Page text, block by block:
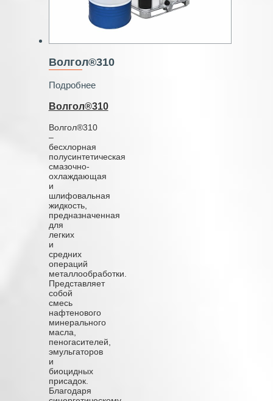
Волгол®310
Подробнее
Волгол®310
Волгол®310
–
бесхлорная
полусинтетическая
смазочно-
охлаждающая
и
шлифовальная
жидкость,
предназначенная
для
легких
и
средних
операций
металлообработки.
Представляет
собой
смесь
нафтенового
минерального
масла,
пеногасителей,
эмульгаторов
и
биоцидных
присадок.
Благодаря